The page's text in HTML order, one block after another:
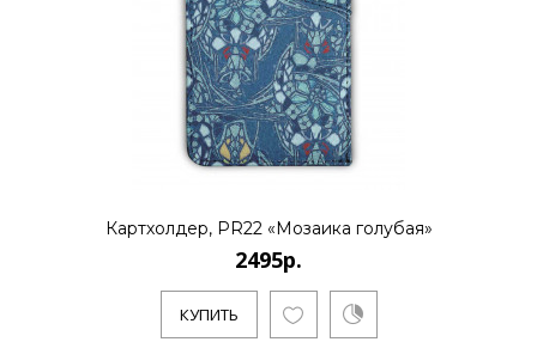
Картхолдер, PR22 «Мозаика голубая»
2495р.
КУПИТЬ